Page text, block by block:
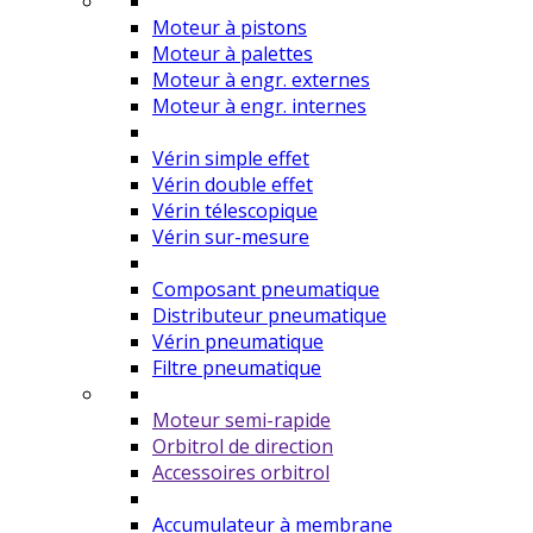
Moteur à pistons
Moteur à palettes
Moteur à engr. externes
Moteur à engr. internes
Vérin simple effet
Vérin double effet
Vérin télescopique
Vérin sur-mesure
Composant pneumatique
Distributeur pneumatique
Vérin pneumatique
Filtre pneumatique
Moteur semi-rapide
Orbitrol de direction
Accessoires orbitrol
Accumulateur à membrane